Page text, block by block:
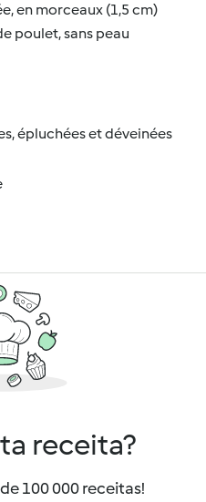
en morceaux (1,5 cm)
poulet, sans peau
épluchées et déveinées
receita?
100 000 receitas!